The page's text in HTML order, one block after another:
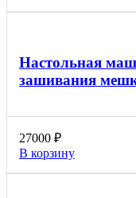
Настольная
зашивания
27000 ₽
В корзину